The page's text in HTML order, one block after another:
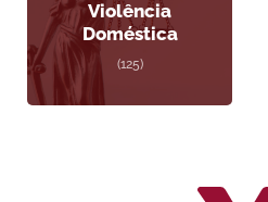
Violência
Doméstica
(125)